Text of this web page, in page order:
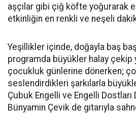
aşçılar gibi çiğ köfte yoğurarak
etkinliğin en renkli ve neşeli
Yeşillikler içinde, doğayla baş
programda büyükler halay çekip
çocukluk günlerine dönerken;
seslendirdikleri şarkılarla
Çubuk Engelli ve Engelli Dostları
Bünyamin Çevik de gitarıyla